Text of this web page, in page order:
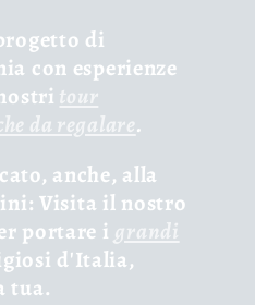
di
con esperienze
tour
da regalare.
anche, alla
Visita il nostro
portare i grandi
d'Italia,
tua.